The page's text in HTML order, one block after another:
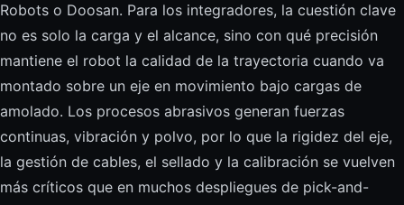
Robots o Doosan. Para los integradores, la cuestión clave
no es solo la carga y el alcance, sino con qué precisión
mantiene el robot la calidad de la trayectoria cuando va
montado sobre un eje en movimiento bajo cargas de
amolado. Los procesos abrasivos generan fuerzas
continuas, vibración y polvo, por lo que la rigidez del eje,
la gestión de cables, el sellado y la calibración se vuelven
más críticos que en muchos despliegues de pick-and-